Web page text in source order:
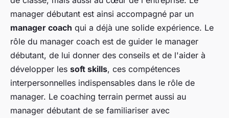
manager débutant est ainsi accompagné par un
manager coach qui a déjà une solide expérience. Le
rôle du manager coach est de guider le manager
débutant, de lui donner des conseils et de l'aider à
développer les soft skills, ces compétences
interpersonnelles indispensables dans le rôle de
manager. Le coaching terrain permet aussi au
manager débutant de se familiariser avec